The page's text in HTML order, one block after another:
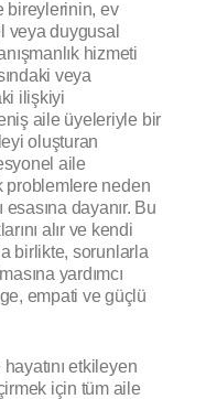
bireylerinin, ev
veya duygusal
hizmeti
veya
ilişkiyi
aile üyeleriyle bir
oluşturan
aile
problemlere neden
dayanır. Bu
alır ve kendi
birlikte, sorunlarla
yardımcı
empati ve güçlü
etkileyen
için tüm aile